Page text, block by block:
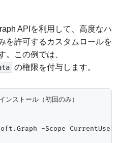
APIを利用して、高度なハ
を許可するカスタムロールを
。この例では、
の権限を付与します。
トール（初回のみ）
-Scope CurrentUser